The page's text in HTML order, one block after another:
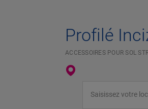
Profilé
ACCESSOIRES POUR SOL